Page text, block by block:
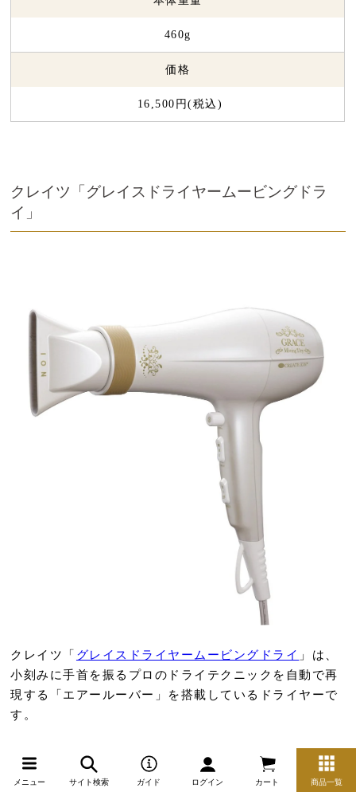
460g
価格
16,500円(税込)
クレイツ「グレイスドライヤームービングドラ
イ」
クレイツ「 グレイスドライヤームービングドライ 」は、
小刻みに手首を振るプロのドライテクニックを自動で再
現する「エアールーバー」を搭載しているドライヤーで
す。
自動で風を拡散させてくれるため、手首を動かす必要が
ないのは魅力的ですね。
メニュー サイト検索 ガイド ログイン カート 商品一覧